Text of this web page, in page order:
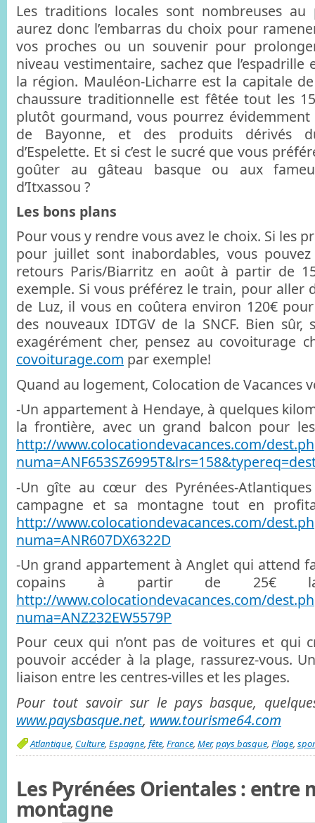
Les traditions locales sont nombreuses au
aurez donc l’embarras du choix pour
vos proches ou un souvenir pour
niveau vestimentaire, sachez que l’espadrille
la région. Mauléon-Licharre est la capitale
chaussure traditionnelle est fêtée tout les
plutôt gourmand, vous pourrez
de Bayonne, et des produits dérivés
d’Espelette. Et si c’est le sucré que vous
goûter au gâteau basque ou aux
d’Itxassou ?
Les bons plans
Pour vous y rendre vous avez le choix. Si les
pour juillet sont inabordables, vous
retours Paris/Biarritz en août à partir de
exemple. Si vous préférez le train, pour aller
de Luz, il vous en coûtera environ 120€
des nouveaux IDTGV de la SNCF. Bien sûr,
exagérément cher, pensez au covoiturage
covoiturage.com par exemple!
Quand au logement, Colocation de Vacances
-Un appartement à Hendaye, à quelques
la frontière, avec un grand balcon pour
http://www.colocationdevacances.com/
-Un gîte au cœur des Pyrénées-
campagne et sa montagne tout en
http://www.colocationdevacances.com/
numa=ANR607DX6322D
-Un grand appartement à Anglet qui attend
copains à partir de 25€
http://www.colocationdevacances.com/
numa=ANZ232EW5579P
Pour ceux qui n’ont pas de voitures et qui
pouvoir accéder à la plage, rassurez-vous.
liaison entre les centres-villes et les plages.
Pour tout savoir sur le pays basque,
www.paysbasque.net, www.tourisme64.com
Atlantique, Culture, Espagne, fête, France, Mer,pays basque, Plage,
Les Pyrénées Orientales : entre
montagne